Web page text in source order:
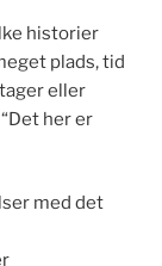
historier
plads, tid
eller
her er
med det